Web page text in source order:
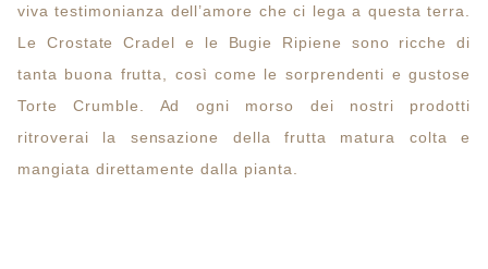
viva testimonianza dell’amore che ci lega a questa terra.
Le Crostate Cradel e le Bugie Ripiene sono ricche di
tanta buona frutta, così come le sorprendenti e gustose
Torte Crumble. Ad ogni morso dei nostri prodotti
ritroverai la sensazione della frutta matura colta e
mangiata direttamente dalla pianta.